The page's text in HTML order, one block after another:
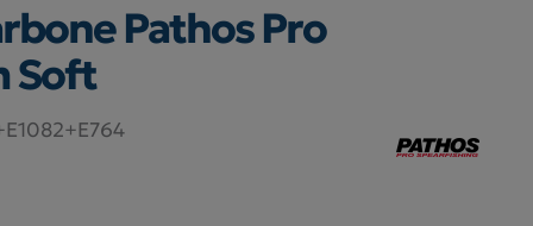
Pathos Pro
Soft